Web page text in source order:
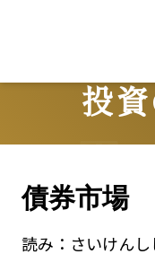
投
債券市場
読み： さいけんし